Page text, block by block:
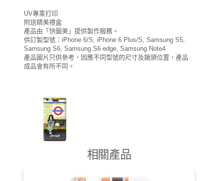
UV專業打印
附送精美禮盒
產品由「快圖美」提供製作服務。
供訂製型號：iPhone 6/S, iPhone 6 Plus/S, Samsung S5,
Samsung S6, Samsung S6 edge, Samsung Note4
產品圖片只供參考，因應不同型號的尺寸及鏡頭位置，產品
成品會有所不同。
相關產品